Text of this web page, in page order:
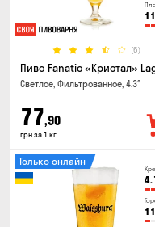
11
(6)
Пиво Fanatic «Кристал»
Светлое, Фильтрованное, 4.3°
77,90
грн за 1 кг
11
Только онлайн